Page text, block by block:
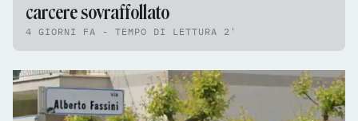
carcere sovraffollato
4 GIORNI FA - TEMPO DI LETTURA 2'